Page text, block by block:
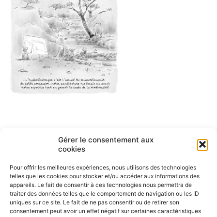
Gérer le consentement aux
cookies
Pour offrir les meilleures expériences, nous utilisons des technologies
telles que les cookies pour stocker et/ou accéder aux informations des
appareils. Le fait de consentir à ces technologies nous permettra de
traiter des données telles que le comportement de navigation ou les ID
uniques sur ce site. Le fait de ne pas consentir ou de retirer son
consentement peut avoir un effet négatif sur certaines caractéristiques
Navigation
de
l’article
ARTICLE PRÉCÉDENT
Barrage hydroélectrique